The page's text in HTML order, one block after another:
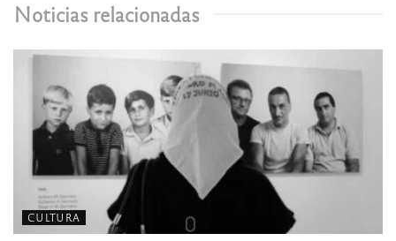
Noticias relacionadas
CULTURA